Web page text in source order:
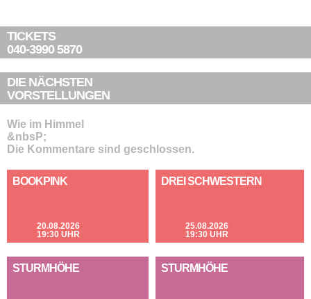
TICKETS
040-3990 5870
DIE NÄCHSTEN
VORSTELLUNGEN
Wie im Himmel
&nbsP;
Die Kommentare sind geschlossen.
BOOKPINK
20.08.2026
19:30 UHR
DREI SCHWESTERN
25.08.2026
19:30 UHR
STURMHÖHE STURMHÖHE